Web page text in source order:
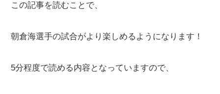
この記事を読むことで、
朝倉海選手の試合がより楽しめるようになります！
5分程度で読める内容となっていますので、